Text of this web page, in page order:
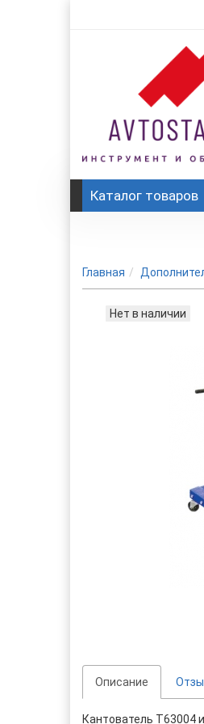
Каталог товаров
Главная
Нет в наличии
Описание
Кантователь Т63004